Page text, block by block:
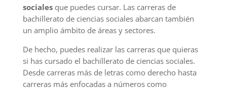
socialesque puedes cursar. Las carreras de
bachillerato de ciencias sociales abarcan también
un amplio ámbito de áreas y sectores.
De hecho, puedes realizar las carreras que quieras
si has cursado el bachillerato de ciencias sociales.
Desde carreras más de letras como derecho hasta
carreras más enfocadas a números como